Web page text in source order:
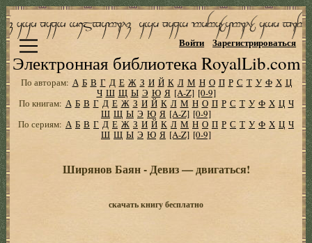
Электронная библиотека RoyalLib.com
Войти Зарегистрироваться
По авторам: А Б В Г Д Е Ж З И Й К Л М Н О П Р С Т У Ф Х Ц
Ч Ш Щ Ы Э Ю Я [A-Z] [0-9]
По книгам: А Б В Г Д Е Ж З И Й К Л М Н О П Р С Т У Ф Х Ц Ч
Ш Щ Ы Э Ю Я [A-Z] [0-9]
По сериям: А Б В Г Д Е Ж З И Й К Л М Н О П Р С Т У Ф Х Ц Ч
Ш Щ Ы Э Ю Я [A-Z] [0-9]
Ширянов Баян - Девиз — двигаться!
скачать книгу бесплатно